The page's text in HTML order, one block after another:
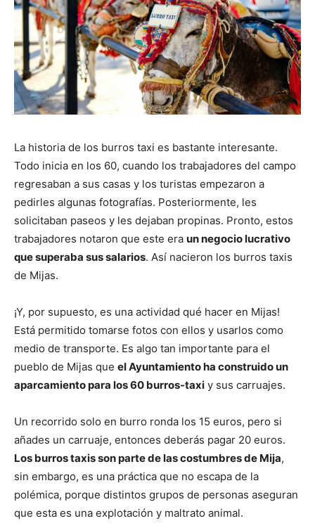
La historia de los burros taxi es bastante interesante.
Todo inicia en los 60, cuando los trabajadores del campo
regresaban a sus casas y los turistas empezaron a
pedirles algunas fotografías. Posteriormente, les
solicitaban paseos y les dejaban propinas. Pronto, estos
trabajadores notaron que este era un negocio lucrativo
que superaba sus salarios. Así nacieron los burros taxis
de Mijas.
¡Y, por supuesto, es una actividad qué hacer en Mijas!
Está permitido tomarse fotos con ellos y usarlos como
medio de transporte. Es algo tan importante para el
pueblo de Mijas que el Ayuntamiento ha construido un
aparcamiento para los 60 burros-taxi y sus carruajes.
Un recorrido solo en burro ronda los 15 euros, pero si
añades un carruaje, entonces deberás pagar 20 euros.
Los burros taxis son parte de las costumbres de Mija,
sin embargo, es una práctica que no escapa de la
polémica, porque distintos grupos de personas aseguran
que esta es una explotación y maltrato animal.